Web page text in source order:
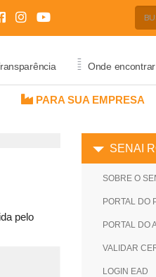
= Onde encontrar
PARA SUA EMPRESA
pelo
SENAI
SOBRE O
PORTAL DO
PORTAL DO
VALIDAR
LOGIN EAD